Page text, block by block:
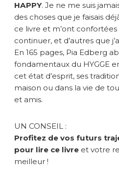
HAPPY. Je ne me suis
des choses que je faisais
ce livre et m’ont confortées
continuer, et d’autres que
En 165 pages, Pia Edberg
fondamentaux du HYGGE
cet état d’esprit, ses
maison ou dans la vie de
et amis.
UN CONSEIL :
Profitez de vos futurs
pour lire ce livre et votre
meilleur !